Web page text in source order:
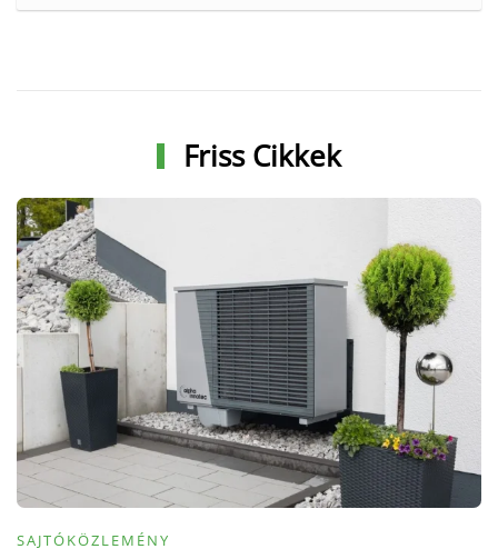
Friss Cikkek
SAJTÓKÖZLEMÉNY